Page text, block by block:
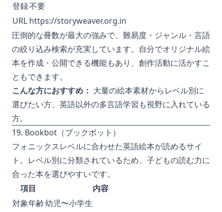
登録不要
URL https://storyweaver.org.in
圧倒的な冊数が最大の強みで、難易度・ジャンル・言語
の絞り込み検索が充実しています。自分でオリジナル絵
本を作成・公開できる機能もあり、創作活動に活かすこ
ともできます。
こんな方におすすめ： 大量の絵本素材からレベル別に
選びたい方、英語以外の多言語学習も視野に入れている
方。
19. Bookbot（ブックボット）
フォニックスレベルに合わせた英語絵本が読めるサイ
ト。レベル別に分類されているため、子どもの読む力に
合った本を選びやすいです。
項目
内容
対象年齢幼児〜小学生